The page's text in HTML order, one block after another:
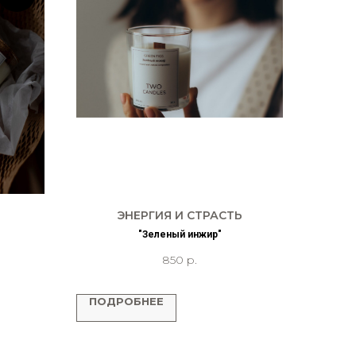
ЭНЕРГИЯ И СТРАСТЬ
"Зеленый инжир"
850 р.
ПОДРОБНЕЕ